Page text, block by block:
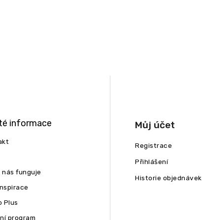
informace
funguje
Plus
program
Můj účet
Registrace
Přihlášení
Historie objednávek